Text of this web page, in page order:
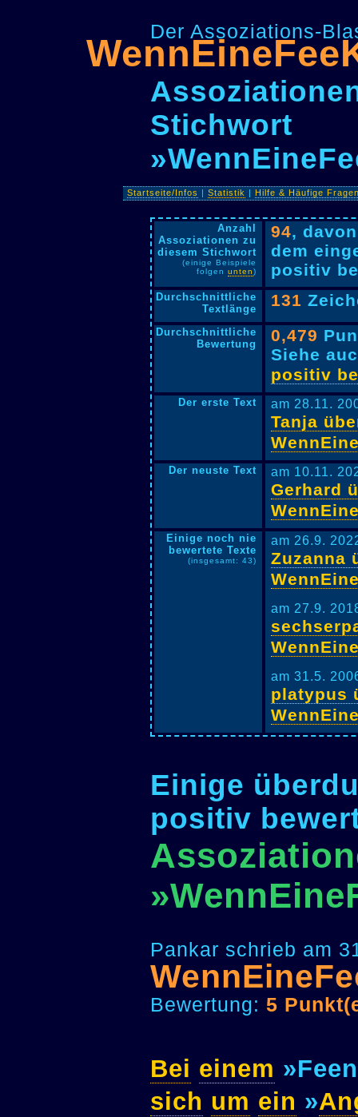
Der Assoziations-
Stichwort
Startseite/Infos |Statistik |Hilfe & Häufige
Anzahl
Assoziationen zu
diesem Stichwort
(einige Beispiele
folgen unten)
94,
dem
positiv
Durchschnittliche
Textlänge
131
Durchschnittliche
Bewertung
0,479
Siehe
positiv
Der erste Text am 28.11.
Tanja
Der neuste Text am 10.11.
Gerhard
Einige noch nie
bewertete Texte
(insgesamt: 43)
am 26.9.
Zuzanna
am 27.9.
am 31.5.
platypus
Einige
positiv
Pankar schrieb am
Bewertung: 5
Bei einem
sich um ein »